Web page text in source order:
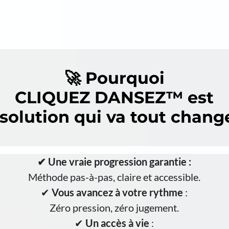
🚀 Pourquoi
CLIQUEZ DANSEZ™ est
qui va tout
✔ Une vraie progression garantie :
Méthode pas-à-pas, claire et accessible.
✔Vous avancez à votre rythme :
Zéro pression, zéro jugement.
✔ Un accès à vie :